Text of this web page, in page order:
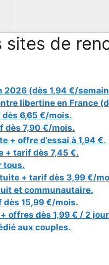
sites de
2026 (dès 1,94 €/
libertine en France
6,65 €/mois.
dès 7,90 €/mois.
+ offre d’essai à 1,94 €.
+ tarif dès 7,45 €.
tous.
+ tarif dès 3,99 €/
et communautaire.
15,99 €/mois.
offres dès 1,99 € / 2
aux couples.